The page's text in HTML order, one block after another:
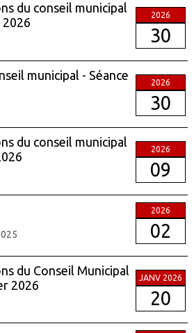
du conseil municipal
2026
2026
30
municipal - Séance
2026
30
du conseil municipal
2026
09
2026
02
du Conseil Municipal
2026
JANV 2026
20